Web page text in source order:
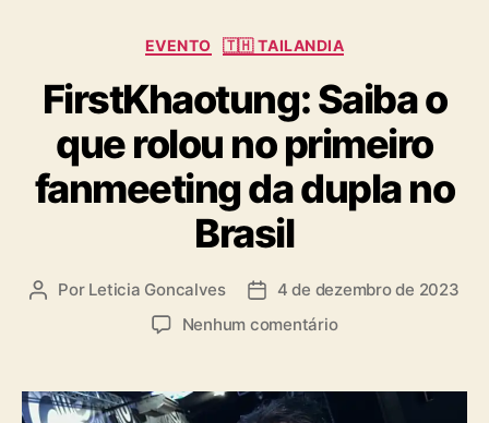
C
t
e
g
o
r
a
EVENTO 🇹🇭 TAILANDIA
FirstKhaotung: Saiba o
que rolou no primeiro
fanmeeting da dupla no
Brasil
A
r
d
Por Leticia Goncalves
D
d
e
4 de dezembro de 2023
Nenhum comentárioe
i